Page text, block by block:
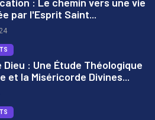
: Le chemin vers une vie
par l'Esprit Saint...
Dieu : Une Étude Théologique
et la Miséricorde Divines...